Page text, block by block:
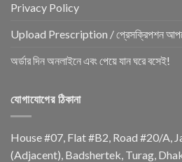
Privacy Policy
Upload Prescription / প্রেসক্রিপশন
অর্ডার দিন অনলাইনে এবং পেয়ে যান ঘরে বসেই!
যোগাযোগের ঠিকানা
House #07, Flat #B2, Road #20/A,
(Adjacent), Badshertek, Turag,